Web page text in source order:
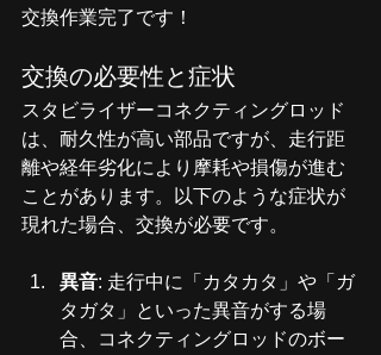
交換作業完了です！
交換の必要性と症状
スタビライザーコネクティングロッド
は、耐久性が高い部品ですが、走行距
離や経年劣化により摩耗や損傷が進む
ことがあります。以下のような症状が
現れた場合、交換が必要です。
異音: 走行中に「カタカタ」や「ガ
タガタ」といった異音がする場
合、コネクティングロッドのボー